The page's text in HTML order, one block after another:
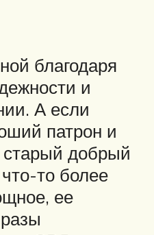
благодаря
и
А если
патрон и
добрый
то более
ее